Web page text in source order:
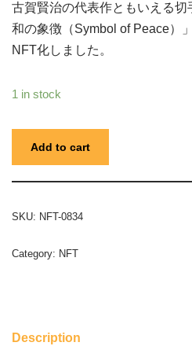
古賀賢治の代表作ともいえる
和の象徴（Symbol of Peace）
NFT化しました。
1 in stock
Add to cart
SKU: NFT-0834
Category: NFT
Description